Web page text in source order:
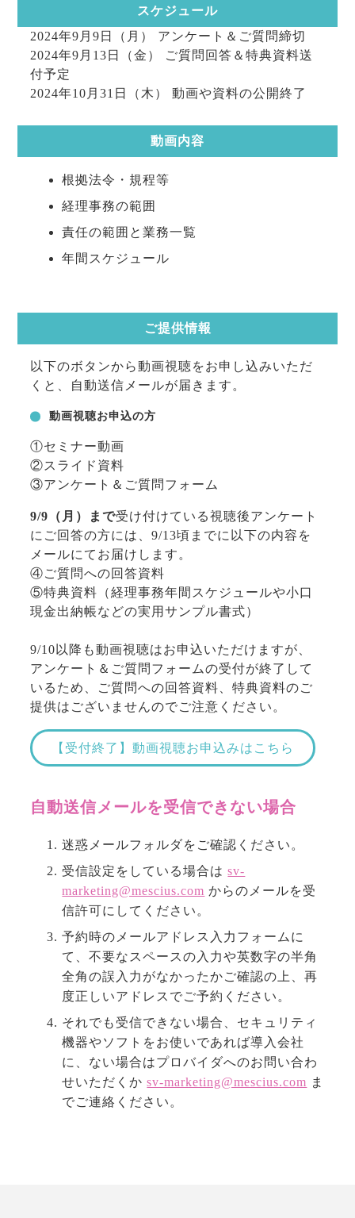
スケジュール
2024年9月9日（月） アンケート＆ご質問締切
2024年9月13日（金） ご質問回答＆特典資料送
付予定
2024年10月31日（木） 動画や資料の公開終了
動画内容
根拠法令・規程等
経理事務の範囲
責任の範囲と業務一覧
年間スケジュール
ご提供情報
以下のボタンから動画視聴をお申し込みいただ
くと、自動送信メールが届きます。
動画視聴お申込の方
①セミナー動画
②スライド資料
③アンケート＆ご質問フォーム
9/9（月）まで受け付けている視聴後アンケート
にご回答の方には、9/13頃までに以下の内容を
メールにてお届けします。
④ご質問への回答資料
⑤特典資料（経理事務年間スケジュールや小口
現金出納帳などの実用サンプル書式）
9/10以降も動画視聴はお申込いただけますが、
アンケート＆ご質問フォームの受付が終了して
いるため、ご質問への回答資料、特典資料のご
提供はございませんのでご注意ください。
【受付終了】動画視聴お申込みはこちら
自動送信メールを受信できない場合
迷惑メールフォルダをご確認ください。
受信設定をしている場合はsv-
marketing@mescius.com からのメールを受
信許可にしてください。
予約時のメールアドレス入力フォームに
て、不要なスペースの入力や英数字の半角
全角の誤入力がなかったかご確認の上、再
度正しいアドレスでご予約ください。
それでも受信できない場合、セキュリティ
機器やソフトをお使いであれば導入会社
に、ない場合はプロバイダへのお問い合わ
せいただくかsv-marketing@mescius.com ま
でご連絡ください。